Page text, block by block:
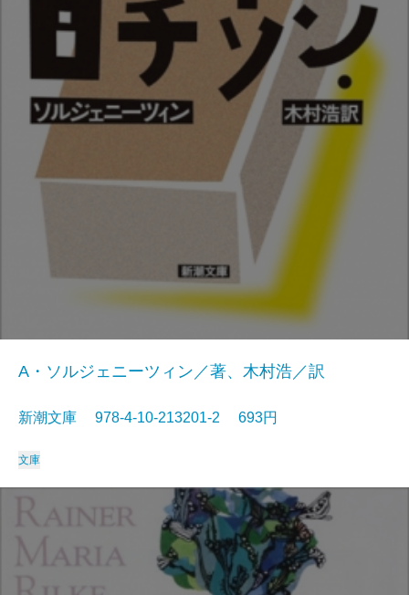
A・ソルジェニーツィン／著、木村浩／訳
新潮文庫 978-4-10-213201-2 693円
文庫